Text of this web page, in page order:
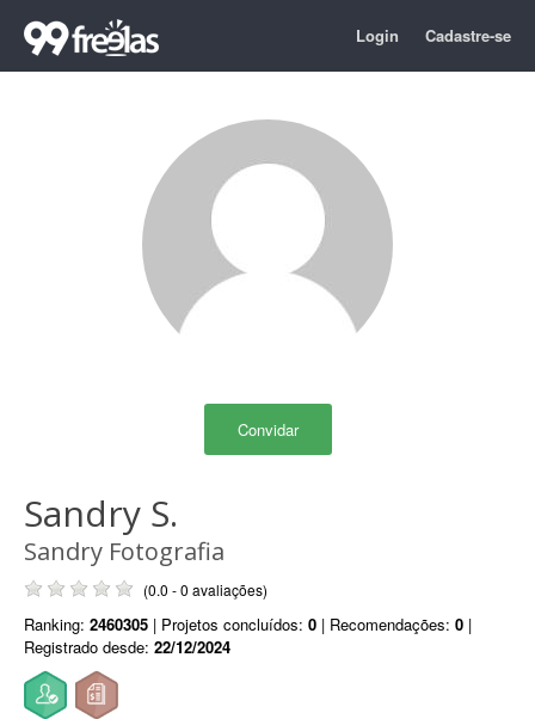
Login Cadastre-se
Convidar
Sandry S.
Sandry Fotografia
(0.0 - 0 avaliações)
Ranking: 2460305 | Projetos concluídos: 0 | Recomendações: 0 |
Registrado desde: 22/12/2024